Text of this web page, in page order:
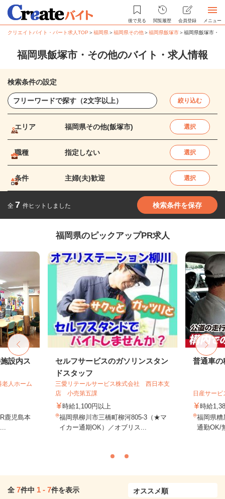
後で見る 閲覧履歴 会員登録 メニュー
クリエイトバイト・パート求人TOP ＞福岡県＞福岡県その他＞福岡県飯塚市＞福岡県飯塚市・
福岡県飯塚市・その他のバイト・求人情報
検索条件の設定
絞り込む
エリア 福岡県その他(飯塚市) 選択
職種 指定しない 選択
条件 主婦(夫)歓迎 選択
全 7 件ヒットしました 検索条件を保存
福岡県のピックアップPR求人
設内ス
人ホーム
鹿児島本
セルフサービスのガソリンスタン
ドスタッフ
三愛リテールサービス株式会社 西日本支
店 小売第五課
時給1,100円以上
福岡県柳川市三橋町柳河805-3（★マ
イカー通期OK）／オブリス...
普通車の
日産サー
時給
福岡県糟
通勤OK/
全 7件中 1 - 7件を表示